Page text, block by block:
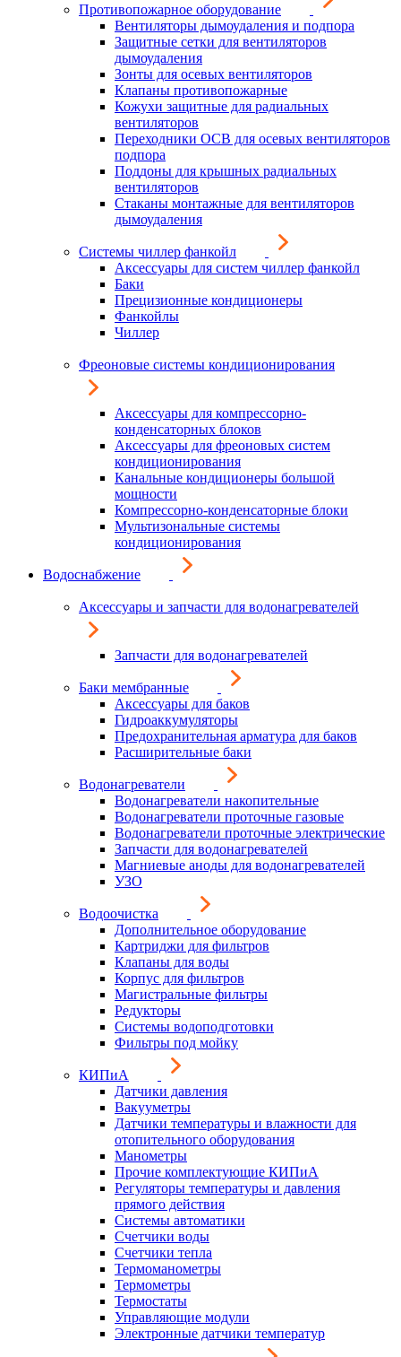
Противопожарное оборудование
Вентиляторы дымоудаления и подпора
Защитные сетки для вентиляторов
дымоудаления
Зонты для осевых вентиляторов
Клапаны противопожарные
Кожухи защитные для радиальных
вентиляторов
Переходники ОСВ для осевых вентиляторов
подпора
Поддоны для крышных радиальных
вентиляторов
Стаканы монтажные для вентиляторов
дымоудаления
Системы чиллер фанкойл
Аксессуары для систем чиллер фанкойл
Баки
Прецизионные кондиционеры
Фанкойлы
Чиллер
Фреоновые системы кондиционирования
Аксессуары для компрессорно-
конденсаторных блоков
Аксессуары для фреоновых систем
кондиционирования
Канальные кондиционеры большой
мощности
Компрессорно-конденсаторные блоки
Мультизональные системы
кондиционирования
Водоснабжение
Аксессуары и запчасти для водонагревателей
Запчасти для водонагревателей
Баки мембранные
Аксессуары для баков
Гидроаккумуляторы
Предохранительная арматура для баков
Расширительные баки
Водонагреватели
Водонагреватели накопительные
Водонагреватели проточные газовые
Водонагреватели проточные электрические
Запчасти для водонагревателей
Магниевые аноды для водонагревателей
УЗО
Водоочистка
Дополнительное оборудование
Картриджи для фильтров
Клапаны для воды
Корпус для фильтров
Магистральные фильтры
Редукторы
Системы водоподготовки
Фильтры под мойку
КИПиА
Датчики давления
Вакууметры
Датчики температуры и влажности для
отопительного оборудования
Манометры
Прочие комплектующие КИПиА
Регуляторы температуры и давления
прямого действия
Системы автоматики
Счетчики воды
Счетчики тепла
Термоманометры
Термометры
Термостаты
Управляющие модули
Электронные датчики температур